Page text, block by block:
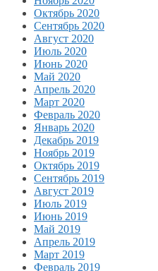
Октябрь 2020
Сентябрь 2020
Август 2020
Июль 2020
Июнь 2020
Май 2020
Апрель 2020
Март 2020
Февраль 2020
Январь 2020
Декабрь 2019
Ноябрь 2019
Октябрь 2019
Сентябрь 2019
Август 2019
Июль 2019
Июнь 2019
Май 2019
Апрель 2019
Март 2019
Февраль 2019